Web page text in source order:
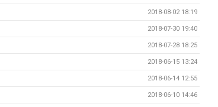
2018-08-02 18:19
2018-07-30 19:40
2018-07-28 18:25
2018-06-15 13:24
2018-06-14 12:55
2018-06-10 14:46